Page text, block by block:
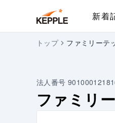
新着
トップ ファミリーテ
法人番号
ファミリ